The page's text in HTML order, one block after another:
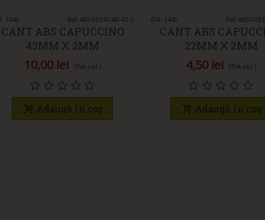
Vedeți rapid
1446 Ref: ABS-60930-AR-43-2
CANT ABS CAPUCCINO
43MM X 2MM
10,00 lei (TVA incl.)
Adaugă în coș
Vedeți rapid
ID#: 1445 Ref: ABS-
CANT ABS
22MM X 2MM
4,50 lei (TVA incl.)
Adaugă în coș